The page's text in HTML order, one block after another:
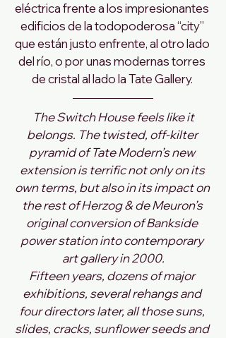
eléctrica frente a los impresionantes
edificios de la todopoderosa “city”
que están justo enfrente, al otro lado
del río, o por unas modernas torres
de cristal al lado la Tate Gallery.
The Switch House feels like it
belongs. The twisted, off-kilter
pyramid of Tate Modern’s new
extension is terrific not only on its
own terms, but also in its impact on
the rest of Herzog & de Meuron’s
original conversion of Bankside
power station into contemporary
art gallery in 2000.
Fifteen years, dozens of major
exhibitions, several rehangs and
four directors later, all those suns,
slides, cracks, sunflower seeds and